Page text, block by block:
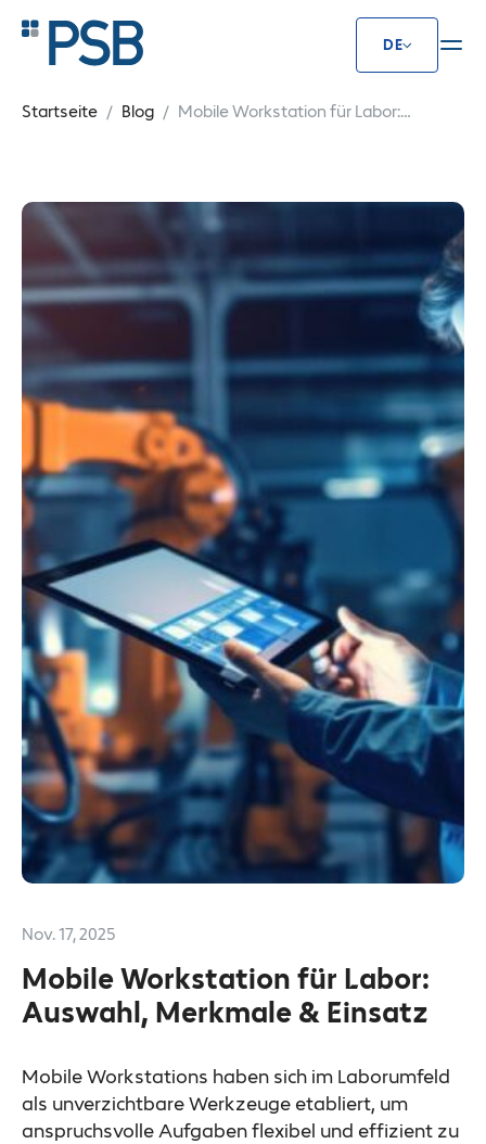
DE
Mobile Workstation für Labor:
Startseite Blog
Mobile Workstation für Labor:
Nov. 17, 2025
Mobile Workstation für Labor:
Auswahl, Merkmale & Einsatz
Mobile Workstations haben sich im Laborumfeld
als unverzichtbare Werkzeuge etabliert, um
anspruchsvolle Aufgaben flexibel und effizient zu